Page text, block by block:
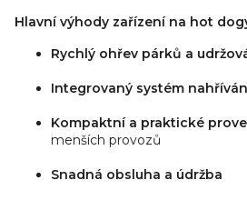
k
y
v
p
i
s
Hlavní výhody zařízení na hot
Rychlý ohřev párků a
Integrovaný systém
Kompaktní a praktické
menších provozů
Snadná obsluha a údržba